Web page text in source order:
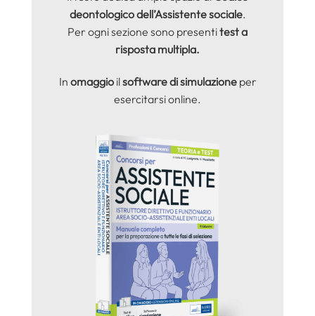
deontologico dell’Assistente sociale.
Per ogni sezione sono presentitest a
risposta multipla.
In omaggioilsoftware di simulazioneper
esercitarsi online.